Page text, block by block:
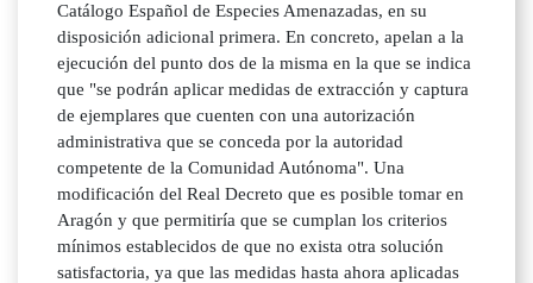
Catálogo Español de Especies Amenazadas, en su
disposición adicional primera. En concreto, apelan a la
ejecución del punto dos de la misma en la que se indica
que "se podrán aplicar medidas de extracción y captura
de ejemplares que cuenten con una autorización
administrativa que se conceda por la autoridad
competente de la Comunidad Autónoma". Una
modificación del Real Decreto que es posible tomar en
Aragón y que permitiría que se cumplan los criterios
mínimos establecidos de que no exista otra solución
satisfactoria, ya que las medidas hasta ahora aplicadas